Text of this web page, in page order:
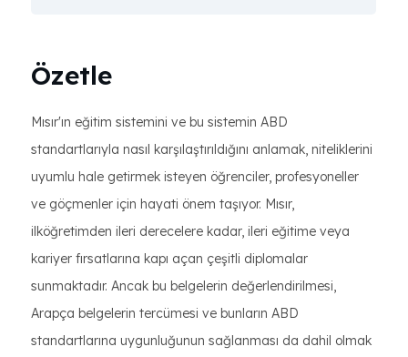
Özetle
Mısır'ın eğitim sistemini ve bu sistemin ABD
standartlarıyla nasıl karşılaştırıldığını anlamak, niteliklerini
uyumlu hale getirmek isteyen öğrenciler, profesyoneller
ve göçmenler için hayati önem taşıyor. Mısır,
ilköğretimden ileri derecelere kadar, ileri eğitime veya
kariyer fırsatlarına kapı açan çeşitli diplomalar
sunmaktadır. Ancak bu belgelerin değerlendirilmesi,
Arapça belgelerin tercümesi ve bunların ABD
standartlarına uygunluğunun sağlanması da dahil olmak